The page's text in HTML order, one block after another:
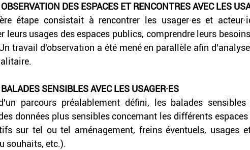
OBSERVATION DES ESPACES ET RENCONTRES AVEC LES
étape consistait à rencontrer les usager·es et
leurs usages des espaces publics, comprendre leurs
travail d'observation a été mené en parallèle afin
BALADES SENSIBLES AVEC LES USAGER·ES
parcours préalablement défini, les balades
données plus sensibles concernant les différents
sur tel ou tel aménagement, freins éventuels, usages
souhaits, etc.).